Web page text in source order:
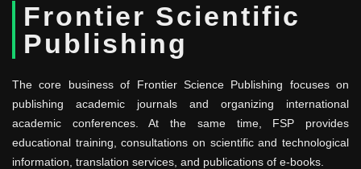
Frontier Scientific
Publishing
The core business of Frontier Science Publishing focuses on
publishing academic journals and organizing international
academic conferences. At the same time, FSP provides
educational training, consultations on scientific and technological
information, translation services, and publications of e-books.